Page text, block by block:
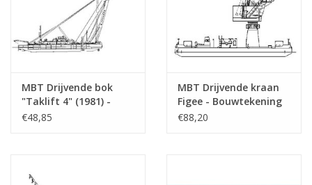
ABONNEMENT DE
MODELBOUWER
MBT Drijvende bok
"Taklift 4" (1981) -
Smit Tak -
€48,85
MBT Drijvende kraan
Figee - Bouwtekening
Schaal 1 : 50
€88,20